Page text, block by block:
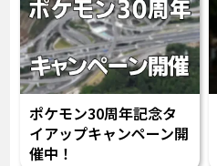
ポケモン30周年記念タ
イアップキャンペーン開
催中！